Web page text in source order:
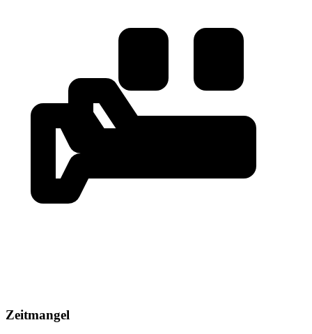
Zeitmangel